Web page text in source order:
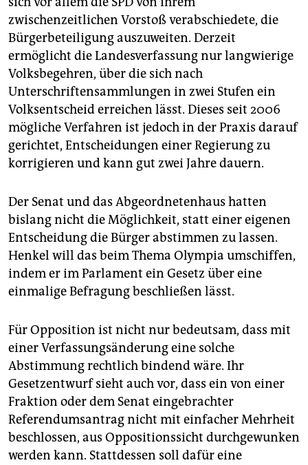
zwischenzeitlichen Vorstoß verabschiedete, die
Bürgerbeteiligung auszuweiten. Derzeit
ermöglicht die Landesverfassung nur langwierige
Volksbegehren, über die sich nach
Unterschriftensammlungen in zwei Stufen ein
Volksentscheid erreichen lässt. Dieses seit 2006
mögliche Verfahren ist jedoch in der Praxis darauf
gerichtet, Entscheidungen einer Regierung zu
korrigieren und kann gut zwei Jahre dauern.
Der Senat und das Abgeordnetenhaus hatten
bislang nicht die Möglichkeit, statt einer eigenen
Entscheidung die Bürger abstimmen zu lassen.
Henkel will das beim Thema Olympia umschiffen,
indem er im Parlament ein Gesetz über eine
einmalige Befragung beschließen lässt.
Für Opposition ist nicht nur bedeutsam, dass mit
einer Verfassungsänderung eine solche
Abstimmung rechtlich bindend wäre. Ihr
Gesetzentwurf sieht auch vor, dass ein von einer
Fraktion oder dem Senat eingebrachter
Referendumsantrag nicht mit einfacher Mehrheit
beschlossen, aus Oppositionssicht durchgewunken
werden kann. Stattdessen soll dafür eine